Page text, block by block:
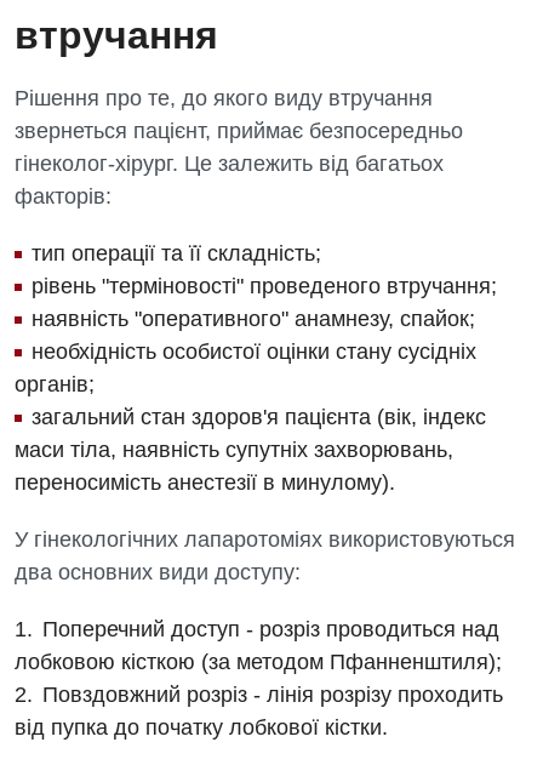
Вакансії
Заходи БПР
Інтернатура
Енциклопедія
Програма лояльності
Відгуки
Діагностика
Ангіографічні дослідження
Ендоскопічне відділення
Комп’ютерна томографія
Магнітно-резонансна томографія
Відділ госпіталізації
Відділення кардіосудинної патології та неврології
Відділення невідкладних станів
Відділення інтенсивної терапії
втручання
Рішення про те, до якого виду втручання
звернеться пацієнт, приймає безпосередньо
гінеколог-хірург. Це залежить від багатьох
факторів:
тип операції та її складність;
рівень "терміновості" проведеного втручання;
наявність "оперативного" анамнезу, спайок;
необхідність особистої оцінки стану сусідніх
органів;
загальний стан здоров'я пацієнта (вік, індекс
маси тіла, наявність супутніх захворювань,
переносимість анестезії в минулому).
У гінекологічних лапаротоміях використовуються
два основних види доступу:
Поперечний доступ - розріз проводиться над
лобковою кісткою (за методом Пфанненштиля);
Повздовжний розріз - лінія розрізу проходить
від пупка до початку лобкової кістки.